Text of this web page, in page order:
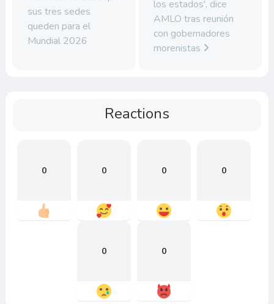
sus tres sedes
queden para el
Mundial 2026
los estados', dice
AMLO tras reunión
con gobernadores
morenistas
Reactions
0 0 0 0
0 0